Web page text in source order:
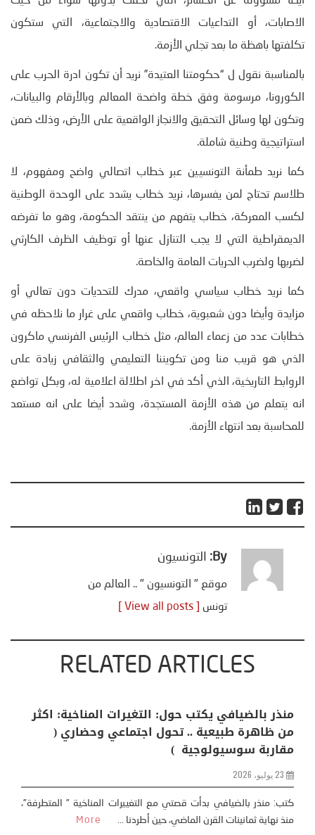
الاصابات، أو التداعيات الاقتصادية والاجتماعية، التي ستكون
تكلفتها باهظة ما بعد تجلي الأزمة.
بالمناسبة نقول ل “حكومتنا العتيدة” نريد أن تكون ادرة الحرب على
الكورونا، مرسومة وفق خطة واضحة المعالم وبالأرقام والبيانات،
وتكون لها وسائل التحقيق والانجاز الواقعية على الأرض، وذلك ضمن
استراتيجية وطنية شاملة.
كما نريد طمأنة التونسيين عبر خطاب اتصالي واضح ومفهوم، لا
طلاسم تحتاج لمن يفسرها، نريد خطاب يشدد على الوحدة الوطنية
لكسب المعركة، خطاب يتفهم من ينتقد الحكومة، وهو ما تفرضه
الديمقراطية التي لا يجب التنازل عنها أو توظيف الظرف الكارثي
لضربها ولضرب الحريات العامة والخاصة.
كما نريد خطاب سياسي واقعي، مدرك للتحديات دون تعالي أو
مزايدة وأيضا دون شعبوية، خطاب واقعي على غرار ما نلاحظه في
خطابات عدد من زعماء العالم، مثل خطاب الرئيس الفرنسي ماكرون
الذي هو قريب منا ومن تكويننا التعليمي والثقافي زيادة على
الروابط التاريخية، الذي أكد في اخر اطلالة اعلامية له، وبكل تواضع
انه يتعلم من هذه الأزمة المستجدة، وشدد أيضا على انه مستعد
للمحاسبة بعد انتهاء الأزمة.
By: التونسيون
موقع " التونسيون " .. العالم من
تونس
RELATED ARTICLES
منذر بالضيافي يكتب حول: التغيرات المناخية: اكثر
من ظاهرة طبيعية .. تحول اجتماعي وحضاري (
مقاربة سوسيولوجية )
23 يوليو، 2026
كتب: منذر بالضيافي بدأت قصتي مع التغييرات المناخية ” المتطرفة”،
منذ نهاية ثمانينات القرن الماضي، حين أطردنا ...
More